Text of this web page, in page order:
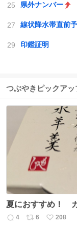
県外ナンバー
線状降水帯直前
印鑑証明
つぶやきピックアッ
夏におすすめ！
返
4
リ
6
い
208